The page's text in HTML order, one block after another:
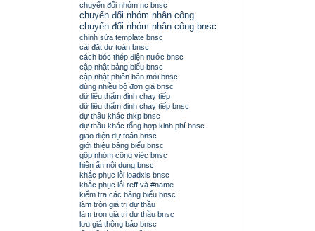
chuyển đổi nhóm nc bnsc
chuyển đổi nhóm nhân công
chuyển đổi nhóm nhân công bnsc
chỉnh sửa template bnsc
cài đặt dự toán bnsc
cách bóc thép điện nước bnsc
cập nhật bảng biểu bnsc
cập nhật phiên bản mới bnsc
dùng nhiều bộ đơn giá bnsc
dữ liệu thẩm định chạy tiếp
dữ liệu thẩm định chạy tiếp bnsc
dự thầu khác thkp bnsc
dự thầu khác tổng hợp kinh phí bnsc
giao diện dự toán bnsc
giới thiệu bảng biểu bnsc
gộp nhóm công việc bnsc
hiện ẩn nội dung bnsc
khắc phục lỗi loadxls bnsc
khắc phục lỗi reff và #name
kiểm tra các bảng biểu bnsc
làm tròn giá trị dự thầu
làm tròn giá trị dự thầu bnsc
lưu giá thông báo bnsc